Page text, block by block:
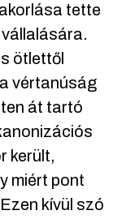
tette
ötlettől
vértanúság
át tartó
került,
miért pont
kívül szó